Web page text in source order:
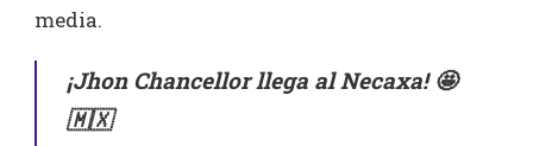
media.
¡Jhon Chancellor llega al Necaxa! 🤩
🇲🇽